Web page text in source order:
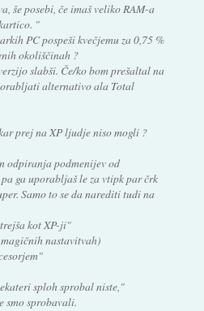
še posebi, če imaš veliko RAM-a
"
PC pospeši kvečjemu za 0,75 %
okoliščinah ?
slabši. Če/ko bom prešaltal na
alternativo ala Total
prej na XP ljudje niso mogli ?
odpiranja podmenijev od
ga uporabljaš le za vtipk par črk
Samo to se da narediti tudi na
kot XP-ji"
nastavitvah)
sploh sprobal niste,"
smo sprobavali.